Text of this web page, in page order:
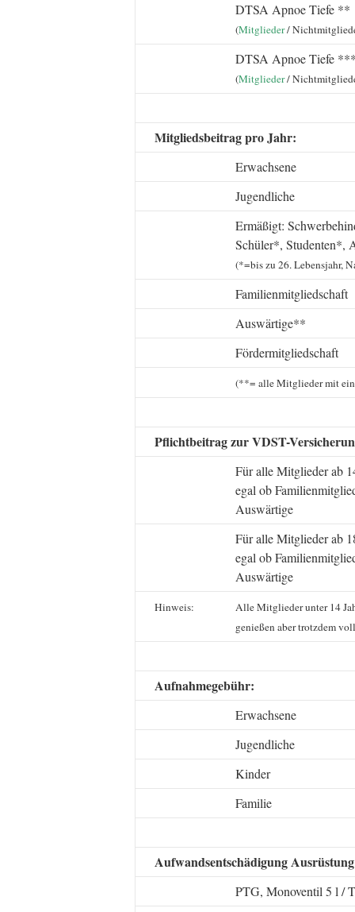
DTSA Apnoe Tiefe **
(Mitglieder/
DTSA Apnoe Tiefe
(Mitglieder/
Mitgliedsbeitrag pro Jahr:
Erwachsene
Jugendliche
Ermäßigt:
Schüler*, Studenten*,
(*=bis zu 26. Lebensjahr,
Familienmitgliedschaft
Auswärtige**
Fördermitgliedschaft
(**= alle Mitglieder mit
Pflichtbeitrag zur VDST-
Für alle Mitglieder ab
egal ob
Auswärtige
Für alle Mitglieder ab
egal ob
Auswärtige
Hinweis:
Alle Mitglieder unter 14
genießen aber trotzdem
Aufnahmegebühr:
Erwachsene
Jugendliche
Kinder
Familie
Aufwandsentschädigung
PTG, Monoventil 5 l /